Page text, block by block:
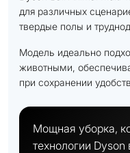
для различных
твердые полы и
Модель идеально
животными,
при сохранении
Мощная уборка,
технологии